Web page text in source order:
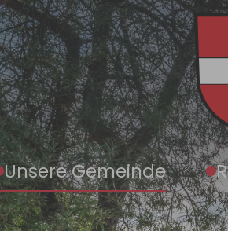
Unsere Gemeinde